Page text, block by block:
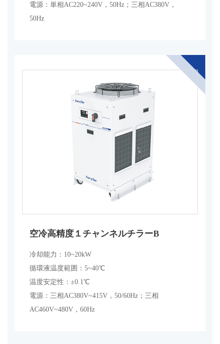
電源：単相AC220~240V，50Hz；三相AC380V，
50Hz
空冷高精度１チャンネルチラーB
冷却能力：10~20kW
循環液温度範囲：5~40℃
温度安定性：±0.1℃
電源：三相AC380V~415V，50/60Hz；三相
AC460V~480V，60Hz